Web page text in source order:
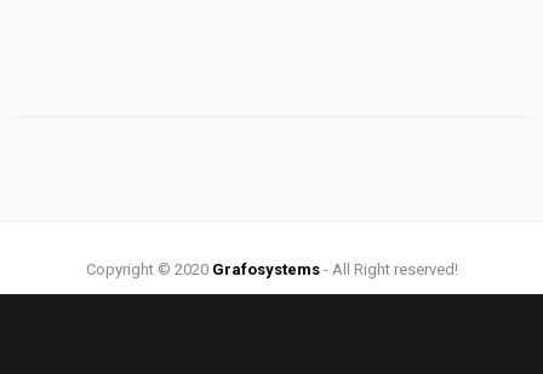
Copyright © 2020 Grafosystems- All Right reserved!